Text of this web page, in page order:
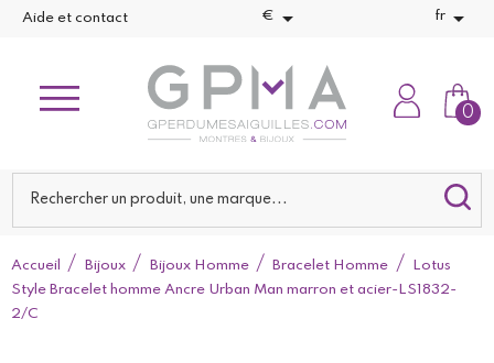
Aide et contact €  fr 
0
Accueil Bijoux Bijoux Homme Bracelet Homme
Lotus
Style Bracelet homme Ancre Urban Man marron et acier-LS1832-
2/C